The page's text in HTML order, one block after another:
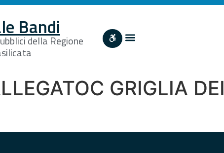
Bandi
della Regione
GRIGLIA DEI